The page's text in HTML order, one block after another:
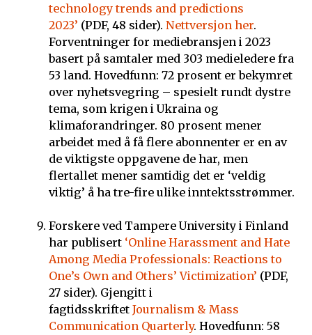
technology trends and predictions
2023’ (PDF, 48 sider). Nettversjon her.
Forventninger for mediebransjen i 2023
basert på samtaler med 303 medieledere fra
53 land. Hovedfunn: 72 prosent er bekymret
over nyhetsvegring – spesielt rundt dystre
tema, som krigen i Ukraina og
klimaforandringer. 80 prosent mener
arbeidet med å få flere abonnenter er en av
de viktigste oppgavene de har, men
flertallet mener samtidig det er ‘veldig
viktig’ å ha tre-fire ulike inntektsstrømmer.
Forskere ved Tampere University i Finland
har publisert ‘Online Harassment and Hate
Among Media Professionals: Reactions to
One’s Own and Others’ Victimization’ (PDF,
27 sider). Gjengitt i
fagtidsskriftet Journalism & Mass
Communication Quarterly. Hovedfunn: 58